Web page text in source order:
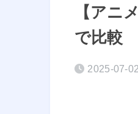
【アニ
で比較
2025-07-02